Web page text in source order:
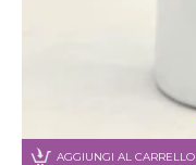
AGGIUNGI AL CARRELLO